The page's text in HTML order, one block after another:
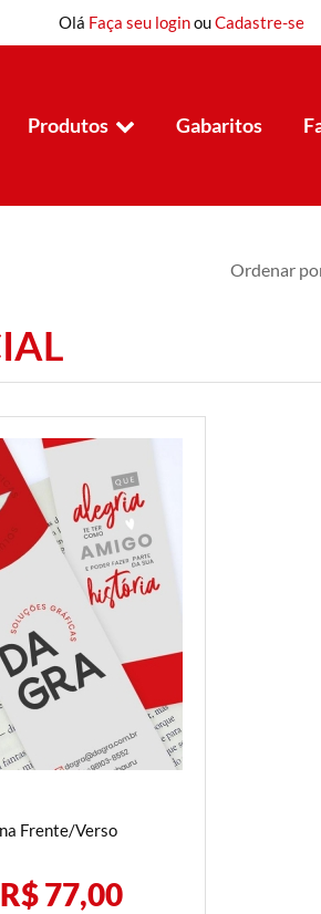
Olá Faça seu loginouCadastre-se
Produtos Gabaritos
Ordenar
Frente/Verso
R$ 77,00